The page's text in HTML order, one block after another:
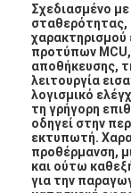
Σχεδιασμένο
χαρακτηρισμού
προτύπων
αποθήκευσης,
λειτουργία
λογισμικό
τη γρήγορη
οδηγεί στην
εκτυπωτή.
προθέρμανση,
και ούτω
για την